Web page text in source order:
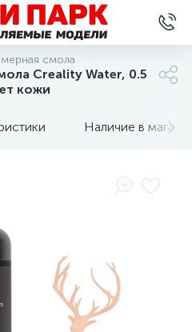
смола
Creality Water, 0.5
кожи
Наличие в